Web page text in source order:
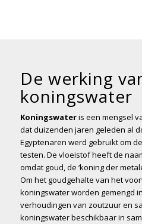
De werking
koningswater
Koningswateris een mengsel
dat duizenden jaren geleden al
Egyptenaren werd gebruikt om
testen. De vloeistof heeft de
omdat goud, de ‘koning der
Om het goudgehalte van het
koningswater worden gemengd
verhoudingen van zoutzuur en
koningswater beschikbaar in